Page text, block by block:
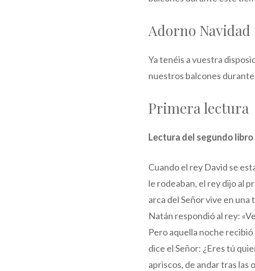
Adorno Navidad
Ya tenéis a vuestra
nuestros balcones
Primera lectura
Lectura del segundo libro
Cuando el rey David se
le rodeaban, el rey dijo al
arca del Señor vive en una
Natán respondió al rey:
Pero aquella noche
dice el Señor: ¿Eres tú
apriscos, de andar tras las